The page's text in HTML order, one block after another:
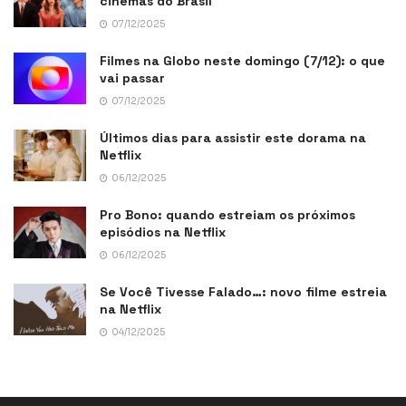
07/12/2025
Filmes na Globo neste domingo (7/12): o que
vai passar
07/12/2025
Últimos dias para assistir este dorama na
Netflix
06/12/2025
Pro Bono: quando estreiam os próximos
episódios na Netflix
06/12/2025
Se Você Tivesse Falado…: novo filme estreia
na Netflix
04/12/2025